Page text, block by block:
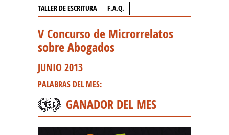
TALLER DE ESCRITURA
F.A.Q.
V Concurso de Microrrelatos
sobre Abogados
JUNIO 2013
PALABRAS DEL MES:
GANADOR DEL MES